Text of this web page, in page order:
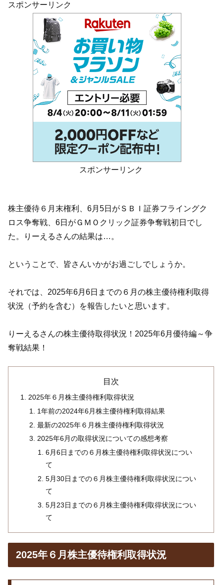
スポンサーリンク
スポンサーリンク
株主優待６月末権利、6月5日がＳＢＩ証券フライングク
ロス争奪戦、6日がＧＭＯクリック証券争奪戦初日でし
た。りーえるさんの結果は…。
ということで、皆さんいかがお過ごしでしょうか。
それでは、2025年6月6日までの６月の株主優待権利取得
状況（予約を含む）を報告したいと思います。
りーえるさんの株主優待取得状況！2025年6月優待編～争
奪戦結果！
目次
2025年６月株主優待権利取得状況
1年前の2024年6月株主優待権利取得結果
最新の2025年６月株主優待権利取得状況
2025年6月の取得状況についての感想考察
6月6日までの６月株主優待権利取得状況につい
て
5月30日までの６月株主優待権利取得状況につい
て
5月23日までの６月株主優待権利取得状況につい
て
2025年６月株主優待権利取得状況